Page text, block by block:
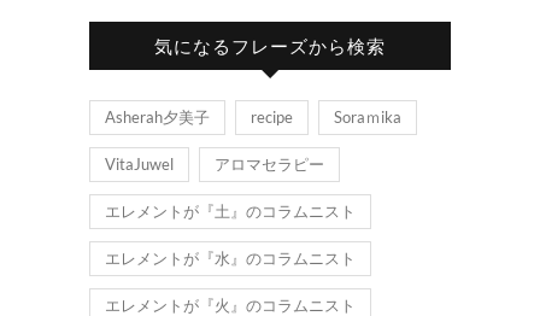
気になるフレーズから検索
Asherah夕美子 recipe Soraｍika
VitaJuwel アロマセラピー
エレメントが『土』のコラムニスト
エレメントが『水』のコラムニスト
エレメントが『火』のコラムニスト